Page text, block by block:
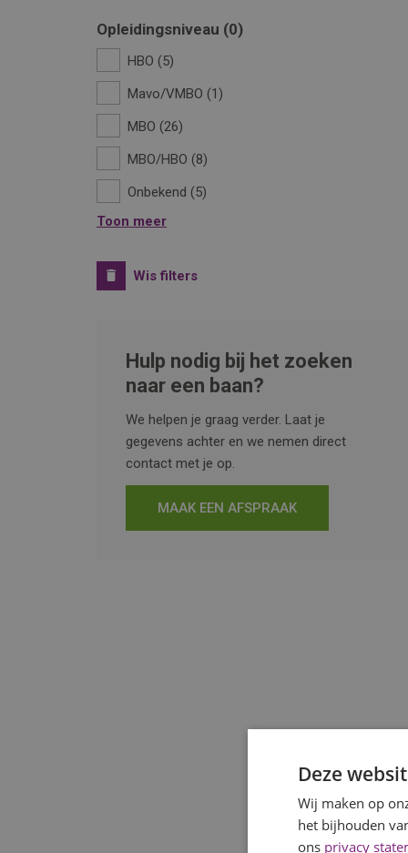
Opleidingsniveau 0
HBO
5
Mavo/VMBO
1
MBO 26
MBO/HBO
8
Onbekend
5
Toon meer
Wis filters
Hulp nodig bij het zoeken
naar een baan?
We helpen je graag verder. Laat je
gegevens achter en we nemen direct
contact met je op.
MAAK EEN AFSPRAAK
Deze
Wij maken op
het bijhouden
ons privacy